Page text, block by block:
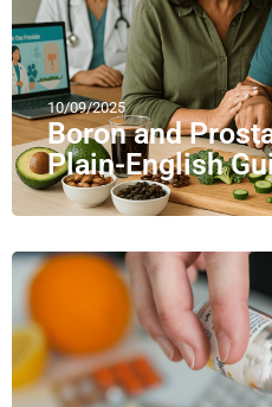
10/09/2025
Boron and
Plain-English